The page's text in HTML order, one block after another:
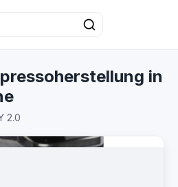
in
2.0